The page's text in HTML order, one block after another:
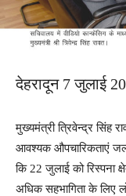
देहरादून 7 जुलाई
मुख्यमंत्री त्रिवेन्द्र सिंह
आवश्यक औपचारिकताएं
कि 22 जुलाई को रिस्पना
अधिक सहभागिता के लिए